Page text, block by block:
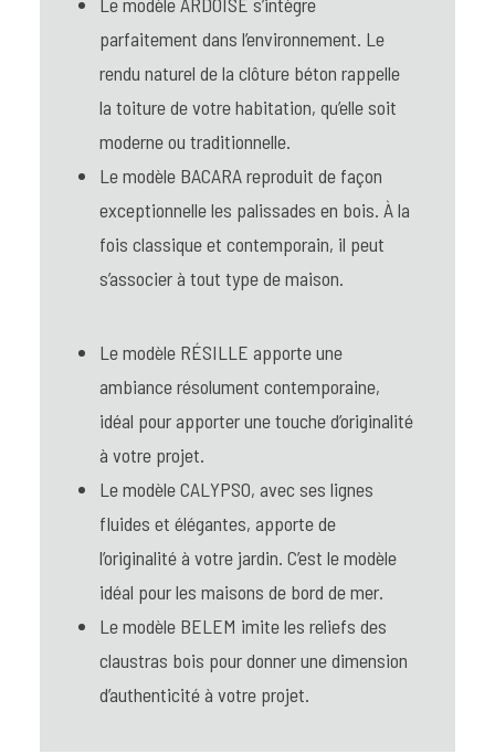
parfaitement dans l’environnement. Le
rendu naturel de la clôture béton rappelle
la toiture de votre habitation, qu’elle soit
moderne ou traditionnelle.
Le modèle BACARA reproduit de façon
exceptionnelle les palissades en bois. À la
fois classique et contemporain, il peut
s’associer à tout type de maison.
Le modèle RÉSILLE apporte une
ambiance résolument contemporaine,
idéal pour apporter une touche d’originalité
à votre projet.
Le modèle CALYPSO, avec ses lignes
fluides et élégantes, apporte de
l’originalité à votre jardin. C’est le modèle
idéal pour les maisons de bord de mer.
Le modèle BELEM imite les reliefs des
claustras bois pour donner une dimension
d’authenticité à votre projet.